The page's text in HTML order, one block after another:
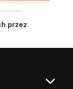
przez